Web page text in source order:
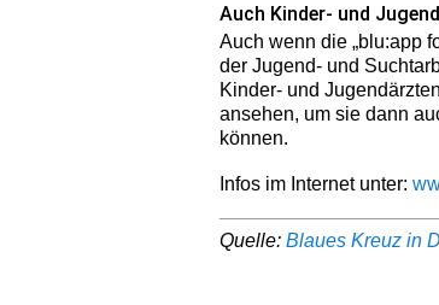
Auch Kinder- und
Auch wenn die „blu:app
der Jugend- und
Kinder- und
ansehen, um sie dann
können.
Infos im Internet unter:
Quelle: Blaues Kreuz in